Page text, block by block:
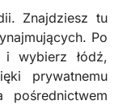
Znajdziesz tu
Po
wybierz łódź,
prywatnemu